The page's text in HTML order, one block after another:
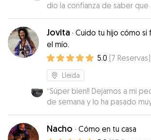
dio la confianza de saber que
nuestra perrita en buenas
estuvo pasando un montón
que agradecemos mucho!!
disfrutaron y sin duda
gràcies!! ”
Jovita · Cuido tu hijo cómo si
el mío.
5.0 (7 Reservas)
Lleida
“Súper bien!! Dejamos a mi
de semana y lo ha pasado
comunicación genial, Jovita
enviando fotos de Lulú y en
le veía muy a gusto.
Nacho · Cómo en tu casa